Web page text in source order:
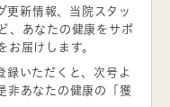
更新情報、当院スタッ
、あなたの健康をサポ
お届けします。
録いただくと、次号よ
非あなたの健康の「獲